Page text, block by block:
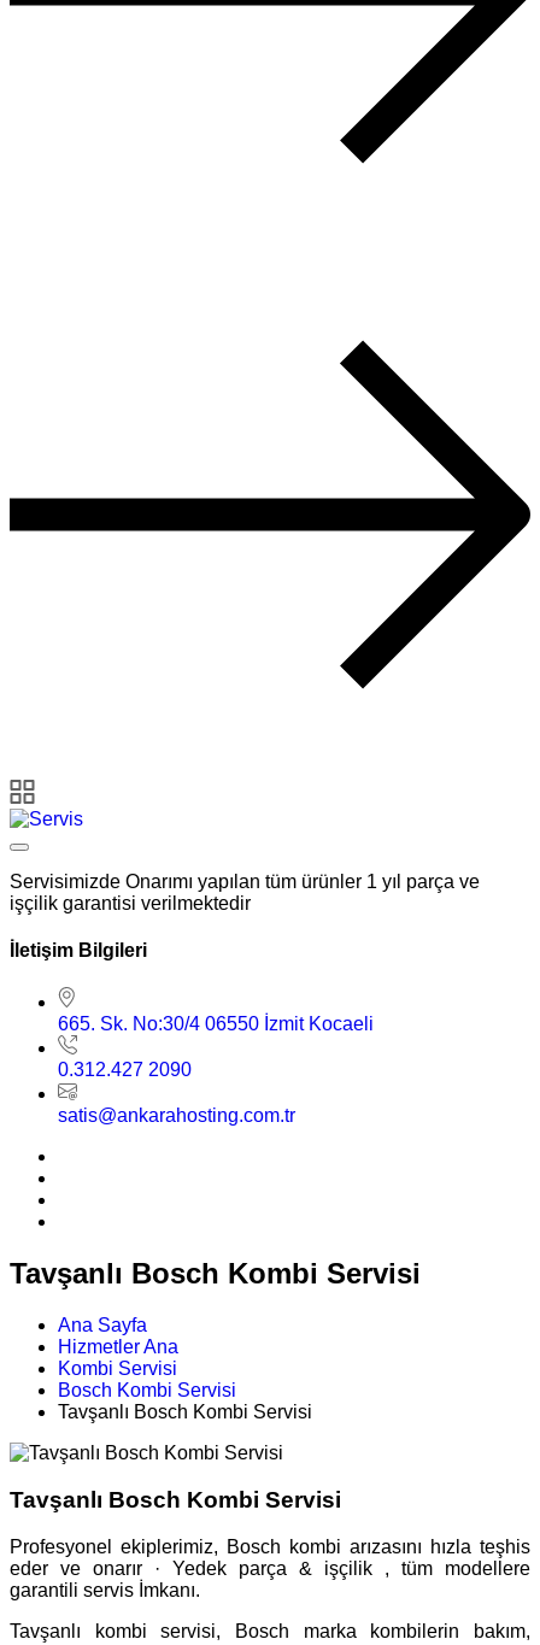
Servisimizde Onarımı yapılan tüm ürünler 1 yıl parça ve
işçilik garantisi verilmektedir
İletişim Bilgileri
665. Sk. No:30/4 06550 İzmit Kocaeli
0.312.427 2090
satis@ankarahosting.com.tr
Tavşanlı Bosch Kombi Servisi
Ana Sayfa
Hizmetler Ana
Kombi Servisi
Bosch Kombi Servisi
Tavşanlı Bosch Kombi Servisi
Tavşanlı Bosch Kombi Servisi
Profesyonel ekiplerimiz, Bosch kombi arızasını hızla teşhis
eder ve onarır · Yedek parça & işçilik , tüm modellere
garantili servis İmkanı.
Tavşanlı kombi servisi, Bosch marka kombilerin bakım,